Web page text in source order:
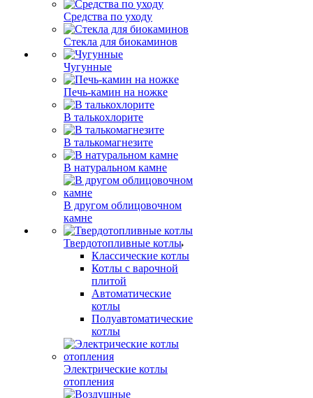
Средства по уходу
Стекла для биокаминов
Чугунные
Печь-камин на ножке
В талькохлорите
В талькомагнезите
В натуральном камне
В другом облицовочном
камне
Твердотопливные котлы
Классические котлы
Котлы с варочной
плитой
Автоматические
котлы
Полуавтоматические
котлы
Электрические котлы
отопления